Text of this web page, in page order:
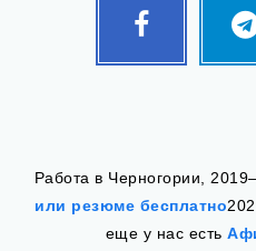
Facebook
Follow
Работа в Черногории,
или резюме бесплатно
еще у нас есть